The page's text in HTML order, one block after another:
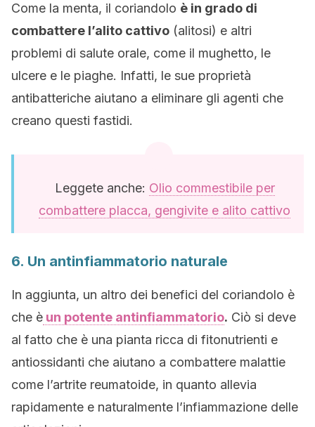
Come la menta, il coriandolo è in grado di
combattere l’alito cattivo (alitosi) e altri
problemi di salute orale, come il mughetto, le
ulcere e le piaghe. Infatti, le sue proprietà
antibatteriche aiutano a eliminare gli agenti che
creano questi fastidi.
Leggete anche: Olio commestibile per
combattere placca, gengivite e alito cattivo
6. Un antinfiammatorio naturale
In aggiunta, un altro dei benefici del coriandolo è
che è un potente antinfiammatorio. Ciò si deve
al fatto che è una pianta ricca di fitonutrienti e
antiossidanti che aiutano a combattere malattie
come l’artrite reumatoide, in quanto allevia
rapidamente e naturalmente l’infiammazione delle